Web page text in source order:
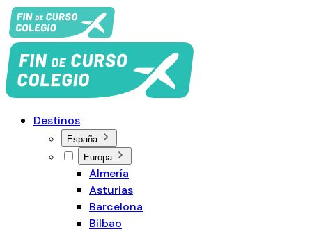
Destinos
España
Europa
Almería
Asturias
Barcelona
Bilbao